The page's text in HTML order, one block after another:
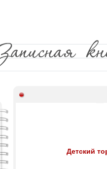
Детский